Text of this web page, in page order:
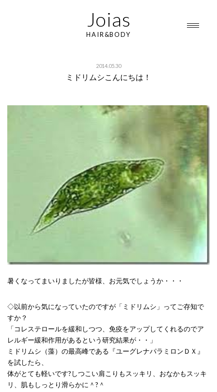
Joias
HAIR&BODY
2014.05.30
ミドリムシこんにちは！
暑くなってまいりましたが皆様、お元気でしょうか・・・
◇以前から気になっていたのですが「ミドリムシ」ってご存知で
すか？
「コレステロールを緩和しつつ、免疫をアップしてくれるのでア
レルギー緩和作用があるという研究結果が・・」
ミドリムシ（藻）の最高峰である『ユーグレナパラミロンＤＸ』
を試したら、
体がとても軽いです?しつこい肩こりもスッキリ、おなかもスッキ
リ、肌もしっとり滑らかに＾?＾